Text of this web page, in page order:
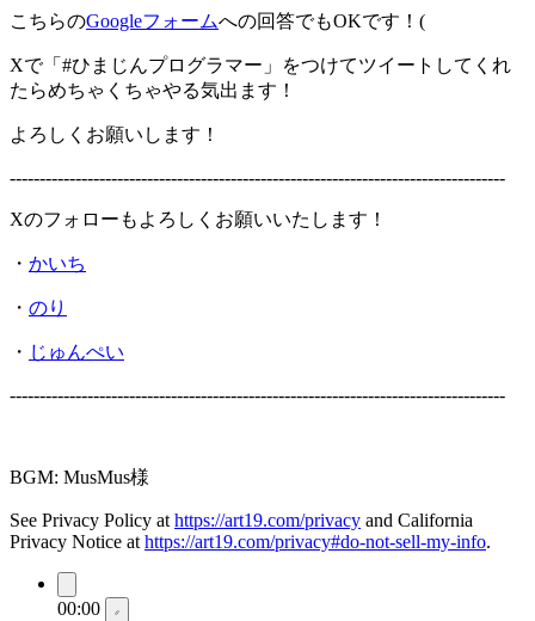
こちらのGoogleフォームへの回答でもOKです！(
Xで「#ひまじんプログラマー」をつけてツイートしてくれ
たらめちゃくちゃやる気出ます！
よろしくお願いします！
-----------------------------------------------------------------------------------
Xのフォローもよろしくお願いいたします！
・ かいち
・ のり
・ じゅんぺい
-----------------------------------------------------------------------------------
BGM: MusMus様
See Privacy Policy at https://art19.com/privacy and California
Privacy Notice at https://art19.com/privacy#do-not-sell-my-info.
00:00